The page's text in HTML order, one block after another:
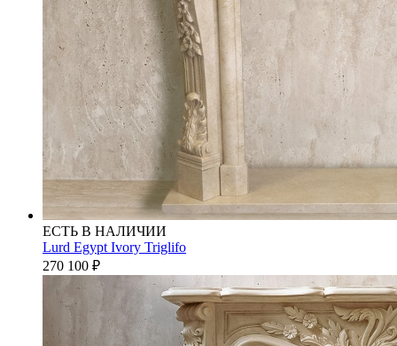
ЕСТЬ В НАЛИЧИИ
Lurd Egypt Ivory Triglifo
270 100 ₽